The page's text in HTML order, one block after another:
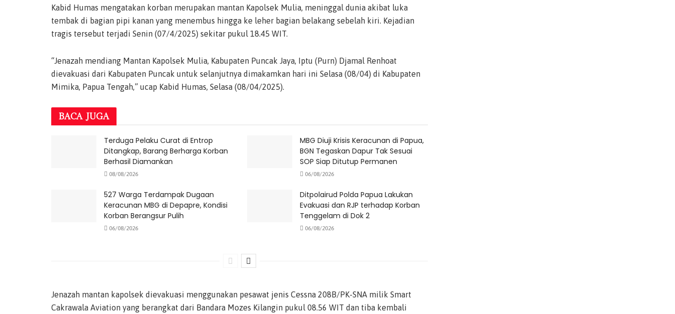
Kabid Humas mengatakan korban merupakan mantan Kapolsek Mulia, meninggal dunia akibat luka
tembak di bagian pipi kanan yang menembus hingga ke leher bagian belakang sebelah kiri. Kejadian
tragis tersebut terjadi Senin (07/4/2025) sekitar pukul 18.45 WIT.
“Jenazah mendiang Mantan Kapolsek Mulia, Kabupaten Puncak Jaya, Iptu (Purn) Djamal Renhoat
dievakuasi dari Kabupaten Puncak untuk selanjutnya dimakamkan hari ini Selasa (08/04) di Kabupaten
Mimika, Papua Tengah,” ucap Kabid Humas, Selasa (08/04/2025).
BACA JUGA
Terduga Pelaku Curat di Entrop
Ditangkap, Barang Berharga Korban
Berhasil Diamankan
08/08/2026
MBG Diuji Krisis Keracunan di Papua,
BGN Tegaskan Dapur Tak Sesuai
SOP Siap Ditutup Permanen
06/08/2026
527 Warga Terdampak Dugaan
Keracunan MBG di Depapre, Kondisi
Korban Berangsur Pulih
06/08/2026
Ditpolairud Polda Papua Lakukan
Evakuasi dan RJP terhadap Korban
Tenggelam di Dok 2
06/08/2026
Jenazah mantan kapolsek dievakuasi menggunakan pesawat jenis Cessna 208B/PK-SNA milik Smart
Cakrawala Aviation yang berangkat dari Bandara Mozes Kilangin pukul 08.56 WIT dan tiba kembali